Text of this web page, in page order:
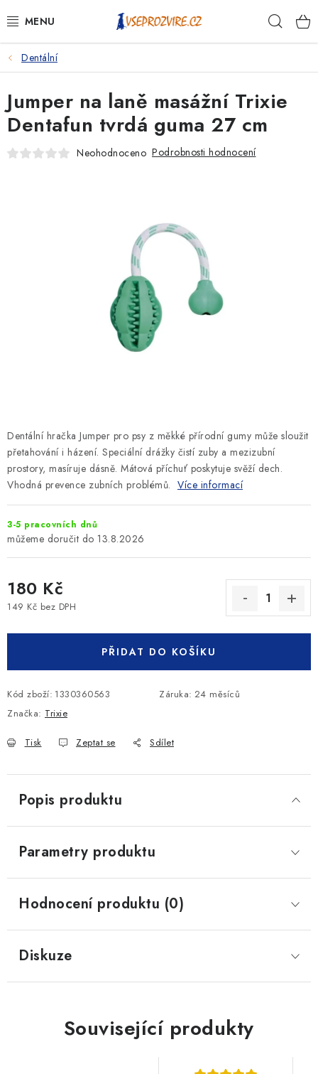
na
PSI
KOČKY
KONĚ
KRÁLÍCI/HLODAVCI/PTÁCI
Dentální
Dentální hračka Jumper pro psy z měkké přírodní gumy může sloužit
přetahování i házení. Speciální drážky čistí zuby a mezizubní
prostory, masíruje dásně. Mátová příchuť poskytuje svěží dech.
Vhodná prevence zubních problémů. Více informací
3-5 pracovních dnů
13.8.2026
180 Kč
149 Kč bez DPH
PŘIDAT DO KOŠÍKU
Kód zboží: 1330360563 Záruka: 24 měsíců
Značka: Trixie
Tisk Zeptat se Sdílet
Jumper na laně masážní Trixie
Dentafun tvrdá guma 27 cm
Neohodnoceno Podrobnosti hodnocení
Popis produktu
Parametry produktu
Hodnocení produktu (0)
Diskuze
Související produkty